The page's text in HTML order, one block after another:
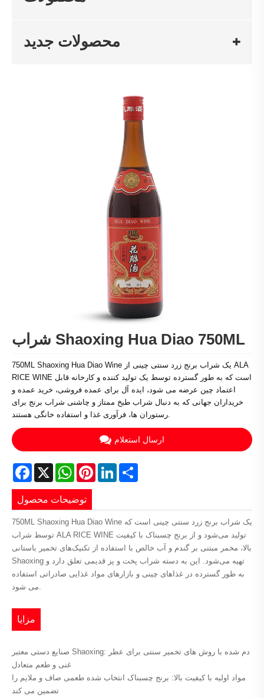
محصولات جدید
شراب Shaoxing Hua Diao 750ML
750ML Shaoxing Hua Diao Wine یک شراب برنج زرد سنتی چینی از ALA
RICE WINE است که به طور گسترده توسط یک تولید کننده و کارخانه قابل
اعتماد چین عرضه می شود، ایده آل برای عمده فروشی، خرید عمده و
خریداران جهانی که به دنبال شراب طبخ ممتاز و چاشنی شراب برنج برای
ارسال استعلام
Facebook
X WhatsApp
PinterestLinkedIn
توضیحات محصول
750ML Shaoxing Hua Diao Wine یک شراب برنج زرد سنتی چینی است که
توسط شراب ALA RICE WINE تولید می‌شود و از برنج چسبناک با کیفیت
بالا، مخمر مبتنی بر گندم و آب خالص با استفاده از تکنیک‌های تخمیر باستانی
Shaoxing تهیه می‌شود. این به دسته شراب پخت و پز قدیمی تعلق دارد و
به طور گسترده در غذاهای چینی و بازارهای مواد غذایی صادراتی استفاده
مزایا
صنایع دستی معتبر Shaoxing: دم شده با روش های تخمیر سنتی برای عطر
غنی و طعم متعادل
مواد اولیه با کیفیت بالا: برنج چسبناک انتخاب شده طعمی صاف و ملایم را
تضمین می کند